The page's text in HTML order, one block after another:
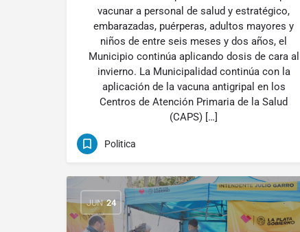
vacunar a personal de salud y estratégico,
embarazadas, puérperas, adultos mayores y
niños de entre seis meses y dos años, el
Municipio continúa aplicando dosis de cara al
invierno. La Municipalidad continúa con la
aplicación de la vacuna antigripal en los
Centros de Atención Primaria de la Salud
(CAPS) […]
Politica
JUN 24